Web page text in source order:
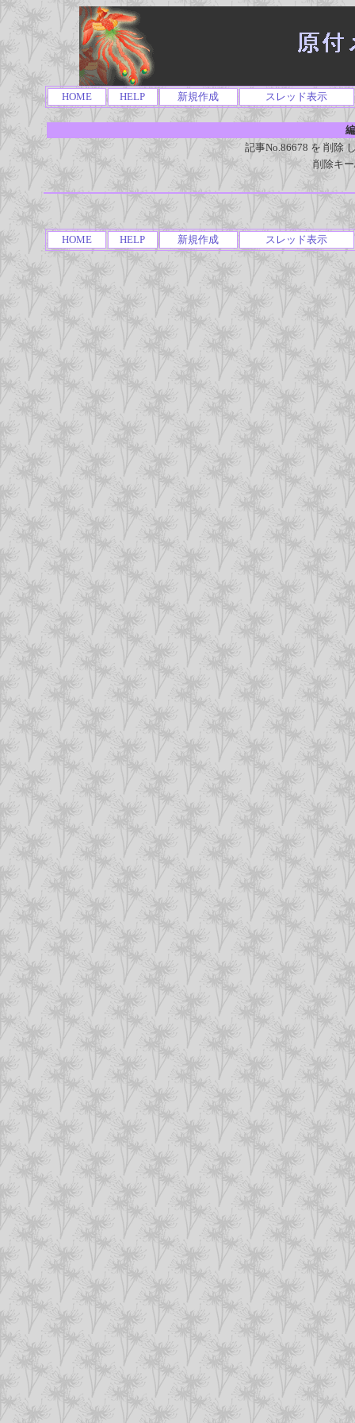
HOME HELP 新規作成 スレッド表示
記事No.86678 を 削除
削除キ
HOME HELP 新規作成 スレッド表示